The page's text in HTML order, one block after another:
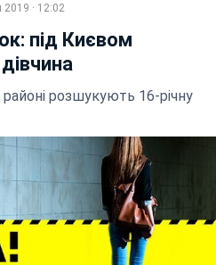
2019 · 12:02
під Києвом
розшукують 16-річну